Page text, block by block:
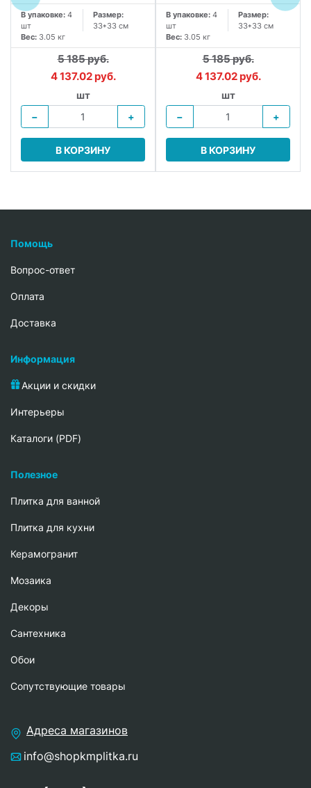
В упаковке: 4
шт
Размер:
33*33 см
Вес: 3.05 кг
5 185 руб.
4 137.02 руб.
шт
−
+
В КОРЗИНУ
В упаковке: 4
шт
Размер:
33*33 см
Вес: 3.05 кг
5 185 руб.
4 137.02 руб.
шт
−
+
В КОРЗИНУ
Помощь
Вопрос-ответ
Oплата
Доставка
Информация
Акции и скидки
Интерьеры
Каталоги (PDF)
Полезное
Плитка для ванной
Плитка для кухни
Керамогранит
Мозаика
Декоры
Сантехника
Обои
Сопутствующие товары
Адреса магазинов
info@shopkmplitka.ru